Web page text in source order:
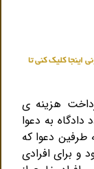
اینجا کلیک کنی تا
هزینه ی
به دعوا
طرفین دعوا که
و برای افرادی